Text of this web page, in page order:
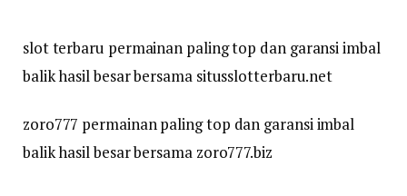
slot terbaru permainan paling top dan garansi imbal
balik hasil besar bersama situsslotterbaru.net
zoro777 permainan paling top dan garansi imbal
balik hasil besar bersama zoro777.biz